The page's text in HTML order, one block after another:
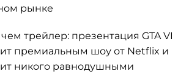
рынке
трейлер: презентация GTA VI
премиальным шоу от Netflix и
никого равнодушными